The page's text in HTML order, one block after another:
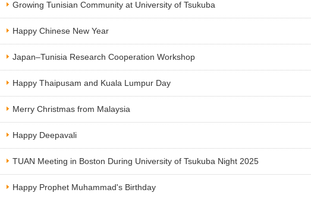
Growing Tunisian Community at University of Tsukuba
Happy Chinese New Year
Japan–Tunisia Research Cooperation Workshop
Happy Thaipusam and Kuala Lumpur Day
Merry Christmas from Malaysia
Happy Deepavali
TUAN Meeting in Boston During University of Tsukuba Night 2025
Happy Prophet Muhammad's Birthday